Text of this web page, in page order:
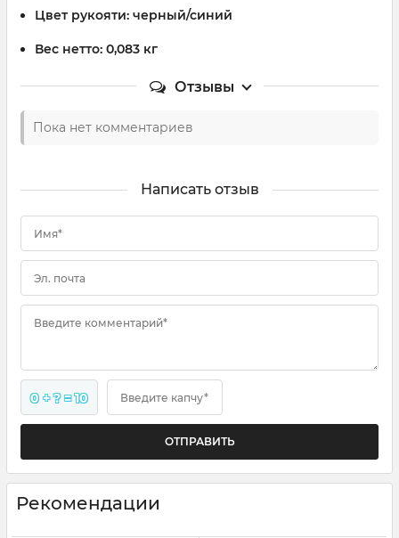
Цвет рукояти: черный/синий
Вес нетто: 0,083 кг
Отзывы
Пока нет комментариев
Написать отзыв
Имя*
Эл. почта
Введите комментарий*
0 + ? = 10 Введите капчу*
Рекомендации